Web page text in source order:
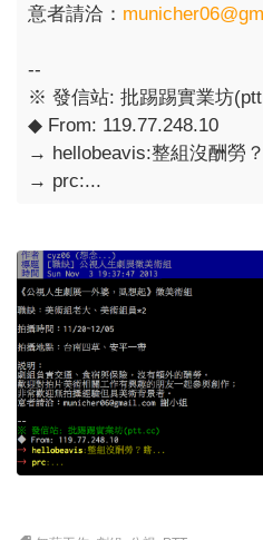
意者請洽：
--
※ 發信站: 批踢踢實業坊
◆ From: 119.77.248.10
→ hellobeavis:整組沒酬勞
→ prc:...